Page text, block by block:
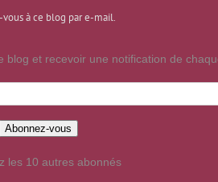
à ce blog par e-mail.
et recevoir une notification de
Abonnez-vous
les 10 autres abonnés